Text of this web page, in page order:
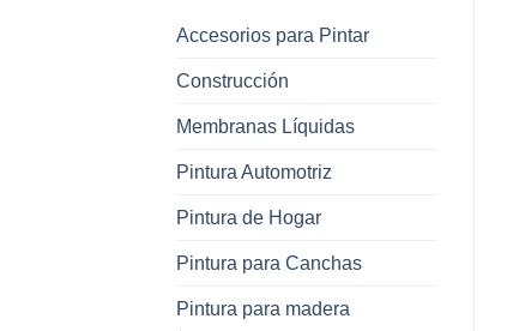
Accesorios para Pintar
Construcción
Membranas Líquidas
Pintura Automotriz
Pintura de Hogar
Pintura para Canchas
Pintura para madera